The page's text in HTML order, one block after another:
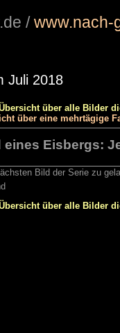
/www.nach-
Juli 2018
über alle Bilder
über eine mehrtägige
eines Eisbergs:
Bild der Serie zu
über alle Bilder